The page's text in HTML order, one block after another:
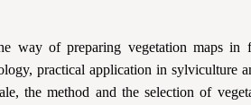
way of preparing vegetation maps in
practical application in sylviculture
the method and the selection of